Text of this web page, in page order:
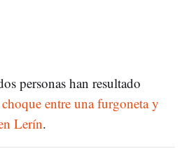
personas han resultado
entre una furgoneta y
Lerín.